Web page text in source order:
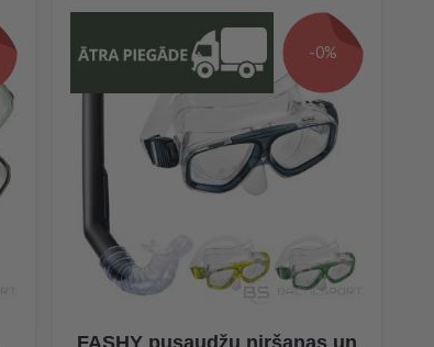
-0%
FASHY pusaudžu niršanas un